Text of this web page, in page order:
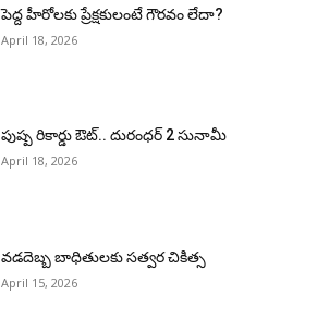
పెద్ద హీరోల‌కు ప్రేక్ష‌కులంటే గౌర‌వం లేదా?
April 18, 2026
పుష్ప రికార్డు ఔట్‌.. దురంధ‌ర్ 2 సునామీ
April 18, 2026
వడదెబ్బ బాధితులకు సత్వర చికిత్స
April 15, 2026